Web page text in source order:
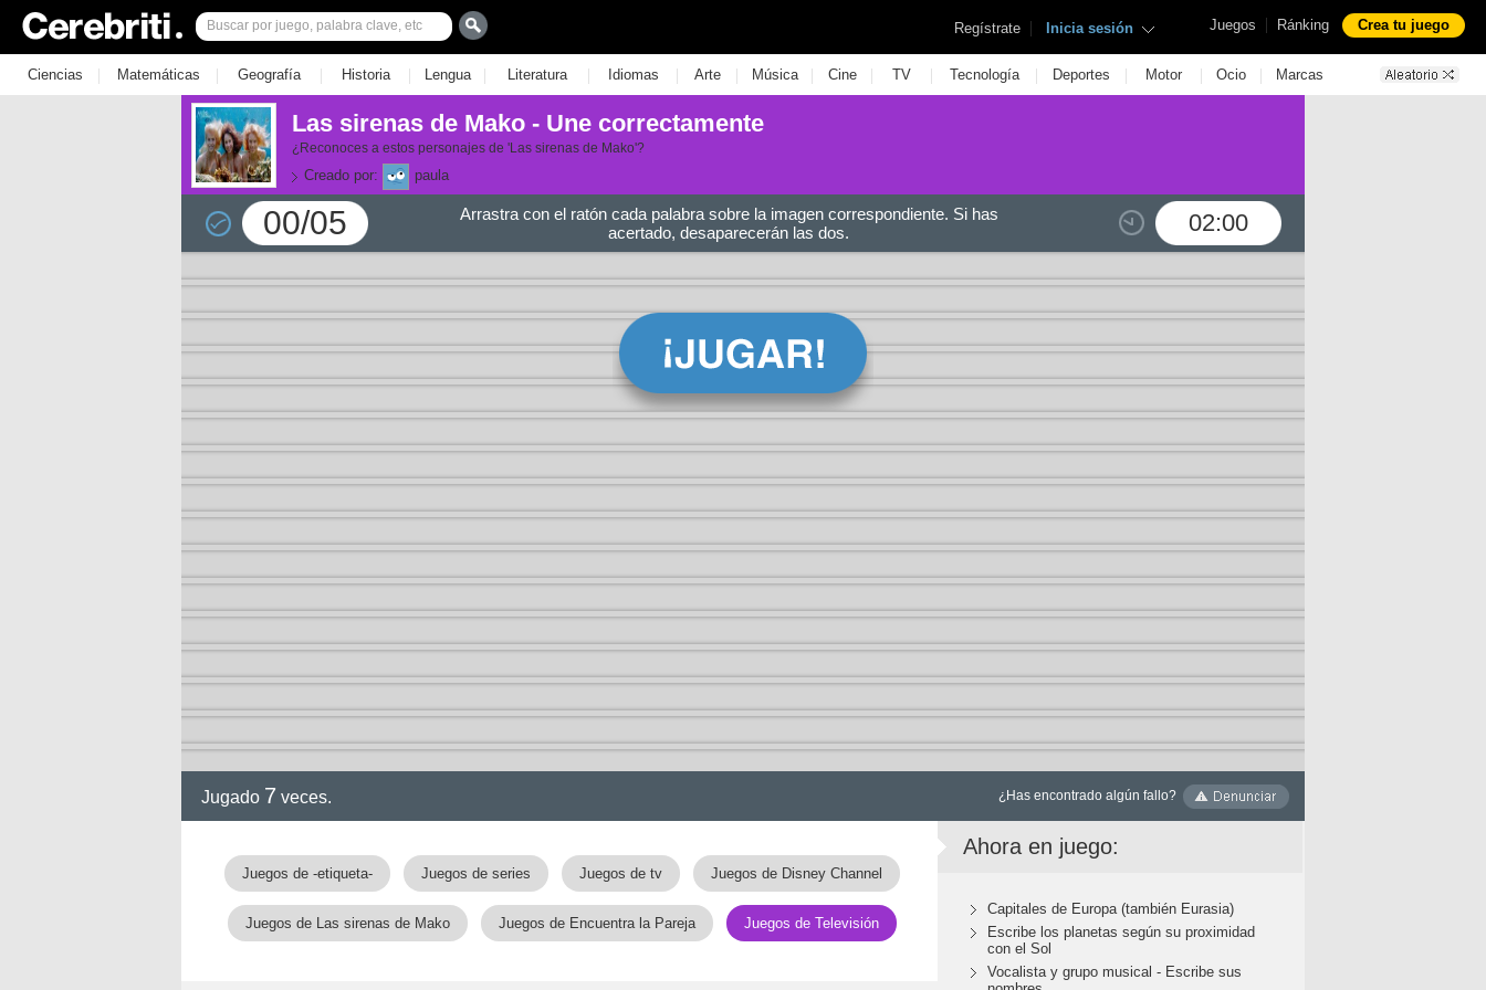
Juegos | Ránking Crea tu juego
Regístrate | Inicia sesión
Ciencias | Matemáticas | Geografía | Historia | Lengua | Literatura | Idiomas | Arte | Música | Cine | TV | Tecnología | Deportes | Motor | Ocio | Marcas
Las sirenas de Mako - Une correctamente
¿Reconoces a estos personajes de 'Las sirenas de Mako'?
Creado por: paula
00/05 02:00
Arrastra con el ratón cada palabra sobre la imagen correspondiente. Si has
acertado, desaparecerán las dos.
Jugado 7 veces. ¿Has encontrado algún fallo?
Juegos de -etiqueta- Juegos de series Juegos de tv Juegos de Disney Channel
Juegos de Las sirenas de Mako Juegos de Encuentra la Pareja Juegos de Televisión
Ahora en juego:
Capitales de Europa (también Eurasia)
Escribe los planetas según su proximidad
con el Sol
Vocalista y grupo musical - Escribe sus